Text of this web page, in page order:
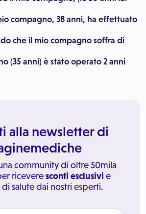
compagno, 38 anni, ha effettuato
che il mio compagno soffra di
(35 anni) è stato operato 2 anni
alla newsletter di
community di oltre 50mila
riceveresconti esclusivi e
salute dai nostri esperti.